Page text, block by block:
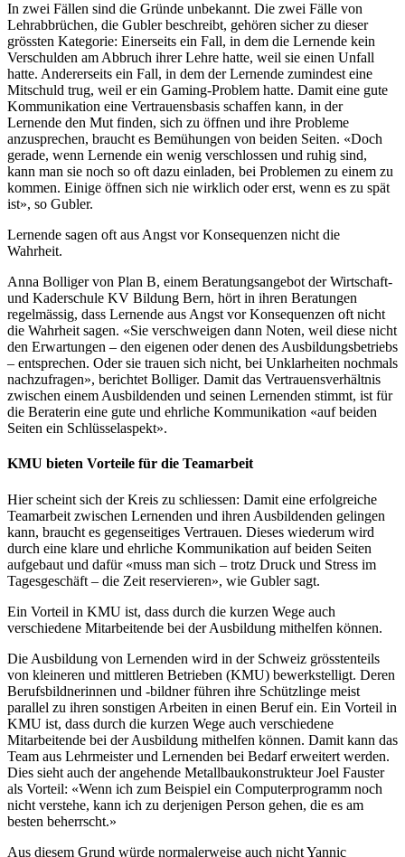
In zwei Fällen sind die Gründe unbekannt. Die zwei Fälle von
Lehrabbrüchen, die Gubler beschreibt, gehören sicher zu dieser
grössten Kategorie: Einerseits ein Fall, in dem die Lernende kein
Verschulden am Abbruch ihrer Lehre hatte, weil sie einen Unfall
hatte. Andererseits ein Fall, in dem der Lernende zumindest eine
Mitschuld trug, weil er ein Gaming-Problem hatte. Damit eine gute
Kommunikation eine Vertrauensbasis schaffen kann, in der
Lernende den Mut finden, sich zu öffnen und ihre Probleme
anzusprechen, braucht es Bemühungen von beiden Seiten. «Doch
gerade, wenn Lernende ein wenig verschlossen und ruhig sind,
kann man sie noch so oft dazu einladen, bei Problemen zu einem zu
kommen. Einige öffnen sich nie wirklich oder erst, wenn es zu spät
ist», so Gubler.
Lernende sagen oft aus Angst vor Konsequenzen nicht die
Wahrheit.
Anna Bolliger von Plan B, einem Beratungsangebot der Wirtschaft-
und Kaderschule KV Bildung Bern, hört in ihren Beratungen
regelmässig, dass Lernende aus Angst vor Konsequenzen oft nicht
die Wahrheit sagen. «Sie verschweigen dann Noten, weil diese nicht
den Erwartungen – den eigenen oder denen des Ausbildungsbetriebs
– entsprechen. Oder sie trauen sich nicht, bei Unklarheiten nochmals
nachzufragen», berichtet Bolliger. Damit das Vertrauensverhältnis
zwischen einem Ausbildenden und seinen Lernenden stimmt, ist für
die Beraterin eine gute und ehrliche Kommunikation «auf beiden
Seiten ein Schlüsselaspekt».
KMU bieten Vorteile für die Teamarbeit
Hier scheint sich der Kreis zu schliessen: Damit eine erfolgreiche
Teamarbeit zwischen Lernenden und ihren Ausbildenden gelingen
kann, braucht es gegenseitiges Vertrauen. Dieses wiederum wird
durch eine klare und ehrliche Kommunikation auf beiden Seiten
aufgebaut und dafür «muss man sich – trotz Druck und Stress im
Tagesgeschäft – die Zeit reservieren», wie Gubler sagt.
Ein Vorteil in KMU ist, dass durch die kurzen Wege auch
verschiedene Mitarbeitende bei der Ausbildung mithelfen können.
Die Ausbildung von Lernenden wird in der Schweiz grösstenteils
von kleineren und mittleren Betrieben (KMU) bewerkstelligt. Deren
Berufsbildnerinnen und -bildner führen ihre Schützlinge meist
parallel zu ihren sonstigen Arbeiten in einen Beruf ein. Ein Vorteil in
KMU ist, dass durch die kurzen Wege auch verschiedene
Mitarbeitende bei der Ausbildung mithelfen können. Damit kann das
Team aus Lehrmeister und Lernenden bei Bedarf erweitert werden.
Dies sieht auch der angehende Metallbaukonstrukteur Joel Fauster
als Vorteil: «Wenn ich zum Beispiel ein Computerprogramm noch
nicht verstehe, kann ich zu derjenigen Person gehen, die es am
besten beherrscht.»
Aus diesem Grund würde normalerweise auch nicht Yannic